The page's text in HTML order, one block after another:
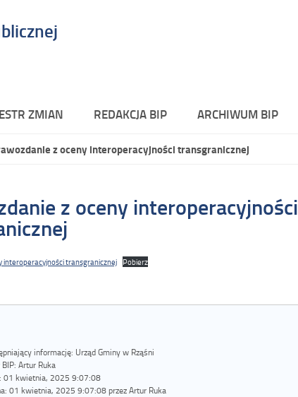
ZMIAN REDAKCJA BIP ARCHIWUM BIP
z oceny interoperacyjności transgranicznej
z oceny interoperacyjności
interoperacyjności transgranicznej Pobierz
informację: Urząd Gminy w Rząśni
Artur Ruka
01 kwietnia, 2025 9:07:08
01 kwietnia, 2025 9:07:08 przez Artur Ruka